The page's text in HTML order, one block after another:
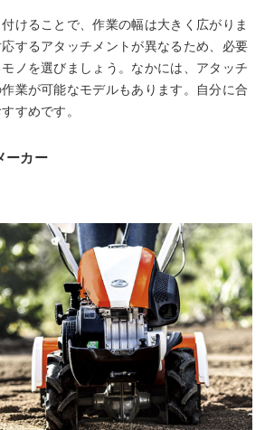
けることで、作業の幅は大きく広がりま
するアタッチメントが異なるため、必要
ノを選びましょう。なかには、アタッチ
業が可能なモデルもあります。自分に合
すめです。
ーカー